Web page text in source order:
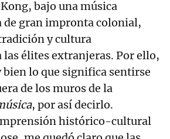
bajo una música
de gran impronta colonial,
y cultura
las élites extranjeras. Por ello,
lo que significa sentirse
de los muros de la
, por así decirlo.
histórico-cultural